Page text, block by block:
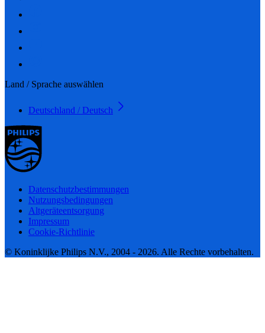
Land / Sprache auswählen
Deutschland / Deutsch
Datenschutzbestimmungen
Nutzungsbedingungen
Altgeräteentsorgung
Impressum
Cookie-Richtlinie
© Koninklijke Philips N.V., 2004 - 2026. Alle Rechte vorbehalten.